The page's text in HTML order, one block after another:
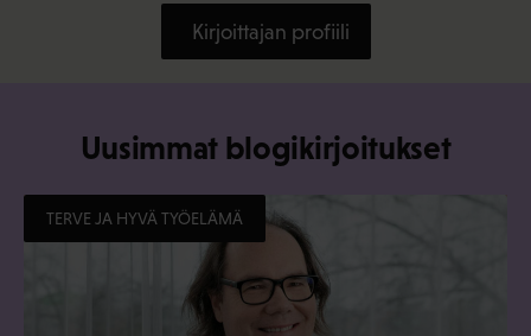
Kirjoittajan profiili
Uusimmat blogikirjoitukset
TERVE JA HYVÄ TYÖELÄMÄ